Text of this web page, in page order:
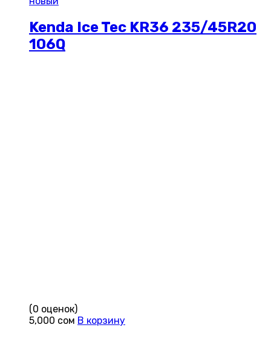
Kenda Ice Tec KR36 235/45R20
106Q
(0 оценок)
5,000 сом В корзину